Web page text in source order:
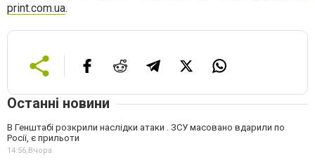
print.com.ua.
Останні новини
В Генштабі розкрили наслідки атаки . ЗСУ масовано вдарили по
Росії, є прильоти
14:56,Вчора